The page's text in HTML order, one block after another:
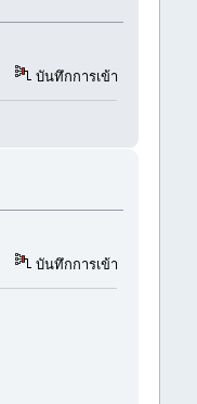
บันทึกการเข้า
บันทึกการเข้า